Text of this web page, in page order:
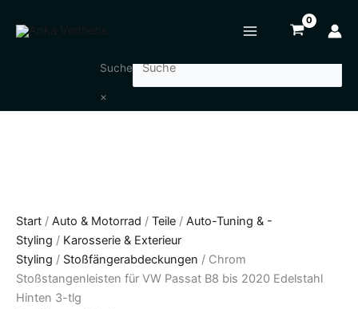
Inhalt
Suche
×
Start / Auto & Motorrad / Teile / Auto-Tuning & -
Styling / Karosserie & Exterieur
Styling / Stoßfängerabdeckungen / Chrom
Stoßstangenleisten für VW Passat B8 bis 2020 Edelstahl
Hinten 3-tlg
Stoßstangenleisten
tlg
Menge